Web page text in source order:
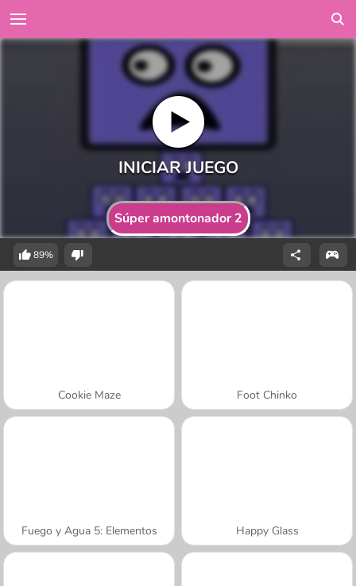
Súper amontonador 2
89%
Cookie Maze Foot Chinko
Fuego y Agua 5: Elementos Happy Glass